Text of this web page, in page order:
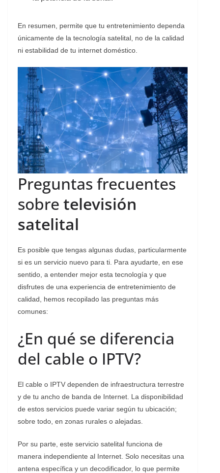
En resumen, permite que tu entretenimiento dependa
únicamente de la tecnología satelital, no de la calidad
ni estabilidad de tu internet doméstico.
Preguntas frecuentes
sobre televisión
satelital
Es posible que tengas algunas dudas, particularmente
si es un servicio nuevo para ti. Para ayudarte, en ese
sentido, a entender mejor esta tecnología y que
disfrutes de una experiencia de entretenimiento de
calidad, hemos recopilado las preguntas más
comunes:
¿En qué se diferencia
del cable o IPTV?
El cable o IPTV dependen de infraestructura terrestre
y de tu ancho de banda de Internet. La disponibilidad
de estos servicios puede variar según tu ubicación;
sobre todo, en zonas rurales o alejadas.
Por su parte, este servicio satelital funciona de
manera independiente al Internet. Solo necesitas una
antena específica y un decodificador, lo que permite